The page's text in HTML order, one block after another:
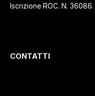
Iscrizione ROC. N. 36086.
CONTATTI